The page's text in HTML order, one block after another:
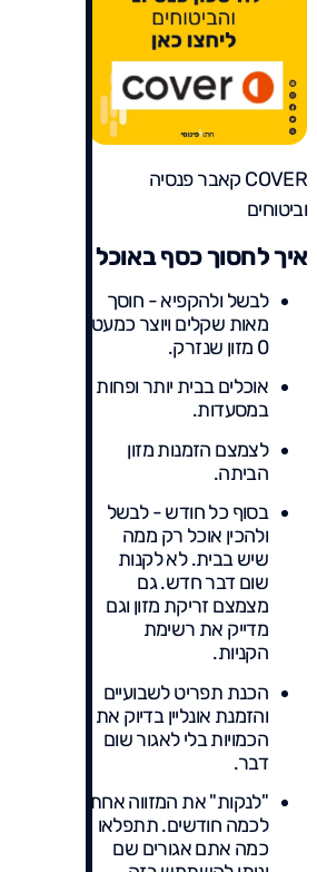
COVER קאבר פנסיה
וביטוחים
איך לחסוך כסף באוכל
לבשל ולהקפיא - חוסך
מאות שקלים ויוצר כמעט
0 מזון שנזרק.
אוכלים בבית יותר ופחות
במסעדות.
לצמצם הזמנות מזון
הביתה.
בסוף כל חודש - לבשל
ולהכין אוכל רק ממה
שיש בבית. לא לקנות
שום דבר חדש. גם
מצמצם זריקת מזון וגם
מדייק את רשימת
הקניות.
הכנת תפריט לשבועיים
והזמנת אונליין בדיוק את
הכמויות בלי לאגור שום
דבר.
"לנקות" את המזווה אחת
לכמה חודשים. תתפלאו
כמה אתם אגורים שם